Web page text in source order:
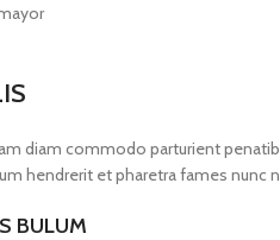
diam commodo parturient
hendrerit et pharetra fames nunc
BULUM